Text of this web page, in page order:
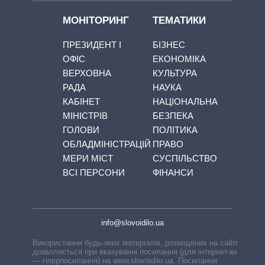
МОНІТОРИНГ
ПРЕЗИДЕНТ І
ОФІС
ВЕРХОВНА
РАДА
КАБІНЕТ
МІНІСТРІВ
ГОЛОВИ
ОБЛАДМІНІСТРАЦІЙ
МЕРИ МІСТ
ВСІ ПЕРСОНИ
ТЕМАТИКИ
БІЗНЕС
ЕКОНОМІКА
КУЛЬТУРА
НАУКА
НАЦІОНАЛЬНА
БЕЗПЕКА
ПОЛІТИКА
ПРАВО
СУСПІЛЬСТВО
ФІНАНСИ
info@slovoidilo.ua
Використання будь-яких матеріалів, розміщених на сайті,
дозволяється при вказуванні посилання (для інтернет-видань
— гіперпосилання) на www.slovoidilo.ua. Посилання